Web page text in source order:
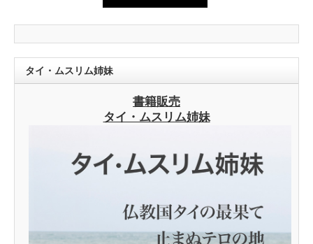
タイ・ムスリム姉妹
書籍販売
タイ・ムスリム姉妹